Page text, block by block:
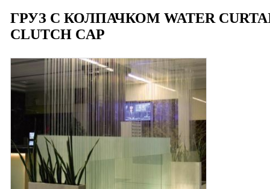
ГРУЗ С КОЛПАЧКОМ WATER
CLUTCH CAP